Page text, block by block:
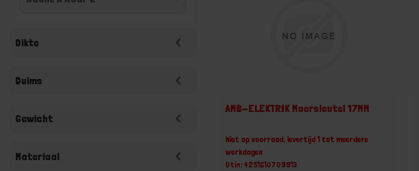
Dikte
Duims
Gewicht
Materiaal
AMB-ELEKTRIK Moersleutel 17MM
Niet op voorraad, levertijd 1 tot meerdere
werkdagen
Gtin: 4251610709913